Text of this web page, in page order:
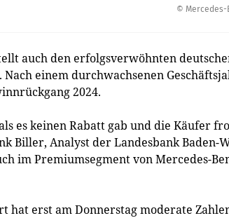
© Mercedes-
auch den erfolgsverwöhnten
einem durchwachsenen
2024.
es keinen Rabatt gab und die Käufer
Biller, Analyst der Landesbank
im Premiumsegment von Mercedes-
hat erst am Donnerstag moderate